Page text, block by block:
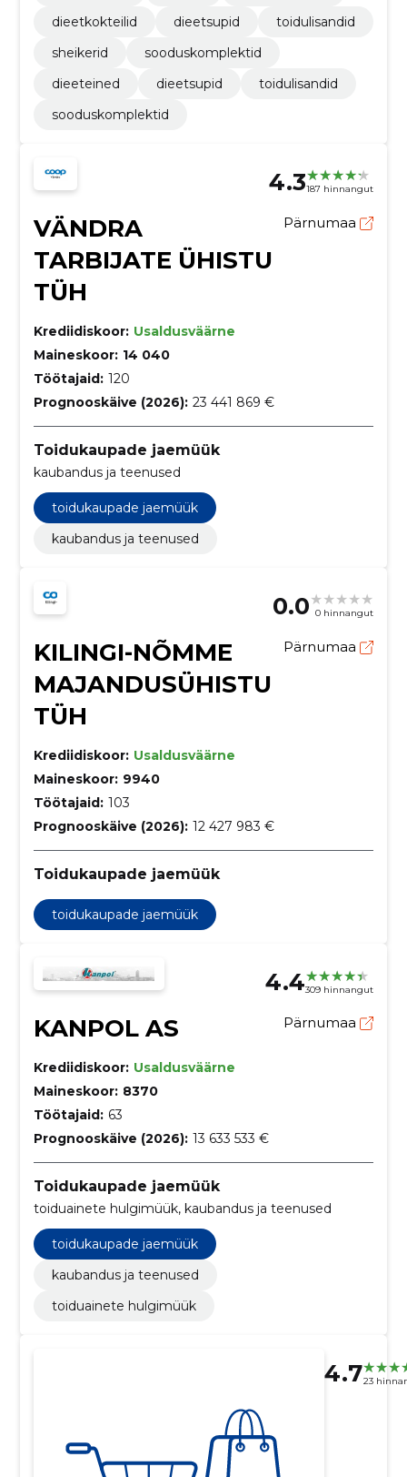
dieetkokteilid
dieetsupid
toidulisandid
sheikerid
sooduskomplektid
dieeteined
dieetsupid
toidulisandid
sooduskomplektid
4.3187 hinnangut
VÄNDRA
TARBIJATE ÜHISTU
TÜH
Pärnumaa
Krediidiskoor: Usaldusväärne
Maineskoor: 14 040
Töötajaid: 120
Prognooskäive (2026): 23 441 869 €
Toidukaupade jaemüük
kaubandus ja teenused
toidukaupade jaemüük
kaubandus ja teenused
0.0 0 hinnangut
KILINGI-NÕMME
MAJANDUSÜHISTU
TÜH
Pärnumaa
Krediidiskoor: Usaldusväärne
Maineskoor: 9940
Töötajaid: 103
Prognooskäive (2026): 12 427 983 €
Toidukaupade jaemüük
toidukaupade jaemüük
4.4309 hinnangut
KANPOL AS Pärnumaa
Krediidiskoor: Usaldusväärne
Maineskoor: 8370
Töötajaid: 63
Prognooskäive (2026): 13 633 533 €
Toidukaupade jaemüük
toiduainete hulgimüük, kaubandus ja teenused
toidukaupade jaemüük
kaubandus ja teenused
toiduainete hulgimüük
4.723